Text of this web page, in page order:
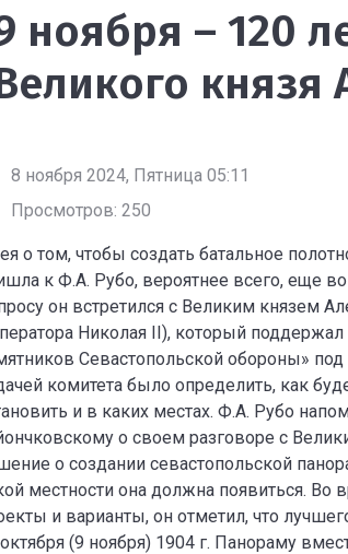
ноября – 120
князя
8 ноября 2024, Пятница 05:11
Просмотров: 250
о том, чтобы создать батальное
к Ф.А. Рубо, вероятнее всего, еще
он встретился с Великим князем
Николая II), который
Севастопольской обороны»
комитета было определить, как
и в каких местах. Ф.А. Рубо
о своем разговоре с
о создании севастопольской
местности она должна появиться. Во
и варианты, он отметил, что
(9 ноября) 1904 г. Панораму